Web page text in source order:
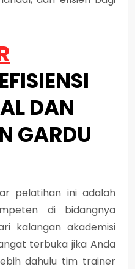
DAN
GARDU
pelatihan ini adalah
di bidangnya
kalangan akademisi
terbuka jika Anda
dahulu tim trainer